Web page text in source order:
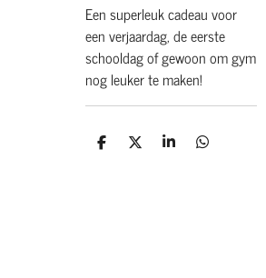
Een superleuk cadeau voor
een verjaardag, de eerste
schooldag of gewoon om gym
nog leuker te maken!
D D S D